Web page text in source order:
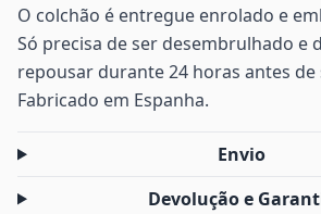
O colchão é entregue enrolado e
Só precisa de ser desembrulhado e
repousar durante 24 horas antes
Fabricado em Espanha.
Envio
Devolução e